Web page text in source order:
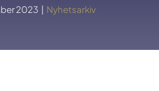
2023 | Nyhetsarkiv